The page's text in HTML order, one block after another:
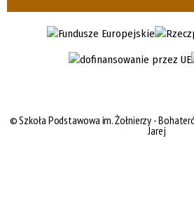
©Szkoła Podstawowa im. Żołnierzy -
Jarej